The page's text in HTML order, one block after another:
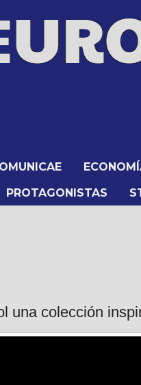
PROTAGONISTAS
una colección